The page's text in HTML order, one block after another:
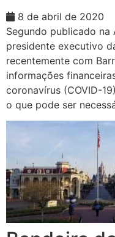
8 de abril de 2020
Segundo publicado
presidente executivo
recentemente com
informações
coronavírus (COVID-
o que pode ser